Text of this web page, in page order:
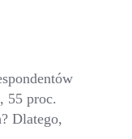
55 proc.
Dlatego,